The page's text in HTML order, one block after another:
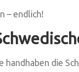
– endlich!
handhaben die